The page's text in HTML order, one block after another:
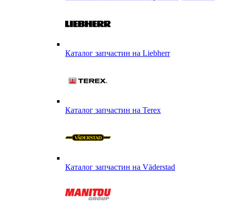
Каталог запчастин на Liebherr
Каталог запчастин на Terex
Каталог запчастин на Väderstad